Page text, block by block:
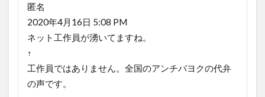
匿名
2020年4月16日 5:08 PM
ネット工作員が湧いてますね。
↑
工作員ではありません。全国のアンチパヨクの代弁
の声です。